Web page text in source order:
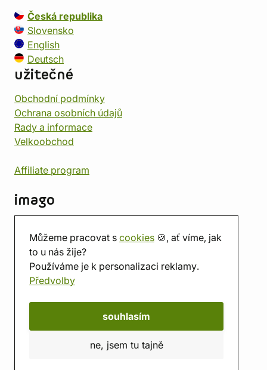
Můžeme pracovat s cookies 🍪, ať víme, jak
to u nás žije?
Používáme je k personalizaci reklamy.
Předvolby
souhlasím
ne, jsem tu tajně
Česká republika
Slovensko
English
Deutsch
užitečné
Obchodní podmínky
Ochrana osobních údajů
Rady a informace
Velkoobchod
Affiliate program
imago
Prodejna
Herna
O nás
Hodnocení obchodu